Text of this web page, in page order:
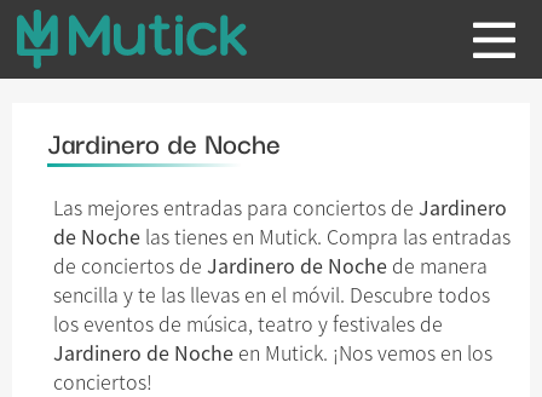
Jardinero de Noche
Las mejores entradas para conciertos de Jardinero
de Noche las tienes en Mutick. Compra las entradas
de conciertos de Jardinero de Noche de manera
sencilla y te las llevas en el móvil. Descubre todos
los eventos de música, teatro y festivales de
Jardinero de Noche en Mutick. ¡Nos vemos en los
conciertos!